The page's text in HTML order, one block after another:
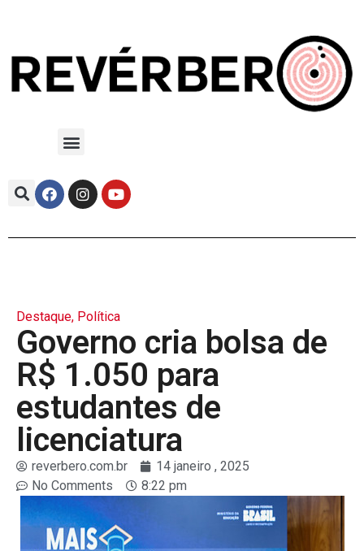
Destaque, Política
Governo cria bolsa de
R$ 1.050 para
estudantes de
licenciatura
reverbero.com.br
14 janeiro , 2025
No Comments
8:22 pm